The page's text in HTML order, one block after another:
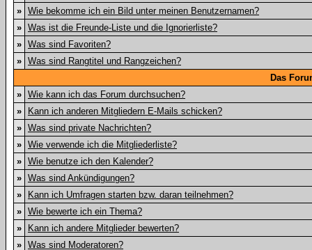
» Wie bekomme ich ein Bild unter meinen Benutzernamen?
» Was ist die Freunde-Liste und die Ignorierliste?
» Was sind Favoriten?
» Was sind Rangtitel und Rangzeichen?
Das
» Wie kann ich das Forum durchsuchen?
»
Kann ich anderen Mitgliedern E-Mails schicken?
» Was sind private Nachrichten?
» Wie verwende ich die Mitgliederliste?
» Wie benutze ich den Kalender?
» Was sind Ankündigungen?
»
Kann ich Umfragen starten bzw. daran teilnehmen?
» Wie bewerte ich ein Thema?
»
Kann ich andere Mitglieder bewerten?
» Was sind Moderatoren?